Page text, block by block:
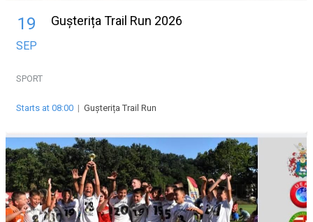
19
SEP
Gușterița Trail Run 2026
SPORT
Starts at 08:00 | Gușterița Trail Run